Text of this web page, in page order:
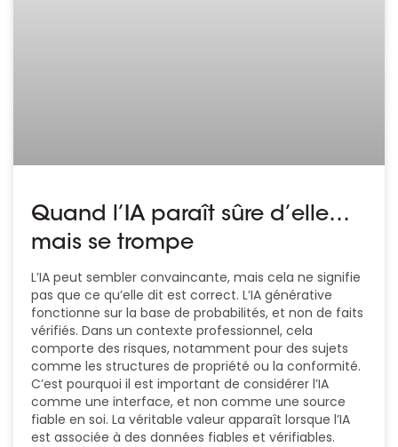
Quand l’IA paraît sûre d’elle…
mais se trompe
L’IA peut sembler convaincante, mais cela ne signifie
pas que ce qu’elle dit est correct. L’IA générative
fonctionne sur la base de probabilités, et non de faits
vérifiés. Dans un contexte professionnel, cela
comporte des risques, notamment pour des sujets
comme les structures de propriété ou la conformité.
C’est pourquoi il est important de considérer l’IA
comme une interface, et non comme une source
fiable en soi. La véritable valeur apparaît lorsque l’IA
est associée à des données fiables et vérifiables.